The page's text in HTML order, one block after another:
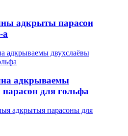
адкрыты парасон
a
адкрываемы
парасон для гольфа